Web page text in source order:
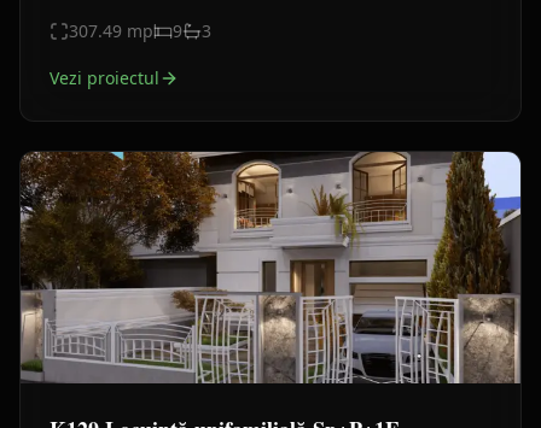
307.49 mp 9 3
Vezi proiectul